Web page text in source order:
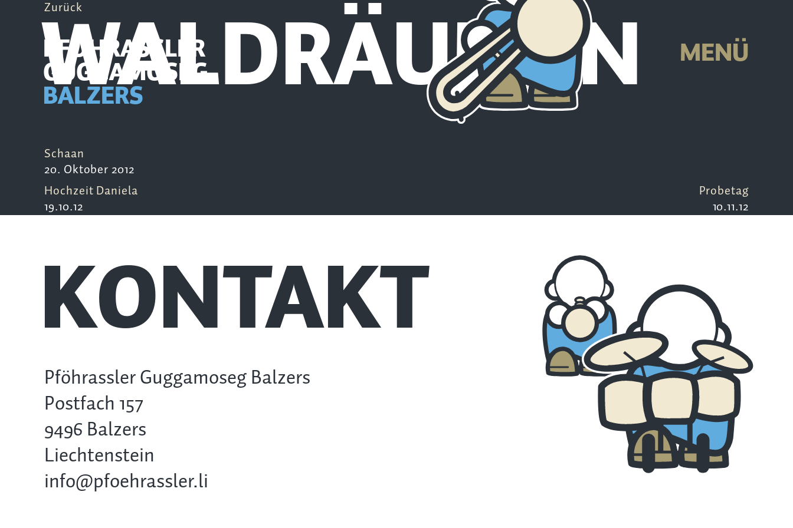
PFÖHRASSLER
GUGGAMOSEG
BALZERS
MENÜ
Zurück
WALDRÄUMEN
Schaan
20. Oktober 2012
Hochzeit Daniela
19.10.12
Probetag
10.11.12
KONTAKT
Pföhrassler Guggamoseg Balzers
Postfach 157
9496 Balzers
Liechtenstein
info@pfoehrassler.li